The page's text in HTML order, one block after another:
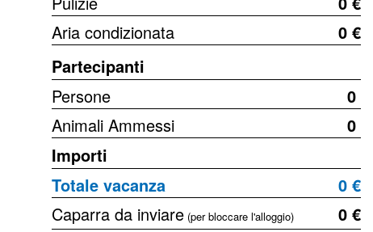
Aria condizionata
0 €
Partecipanti
Persone
0
Animali Ammessi
0
Importi
Totale vacanza
0 €
Caparra da inviare (per bloccare l'alloggio)
0 €